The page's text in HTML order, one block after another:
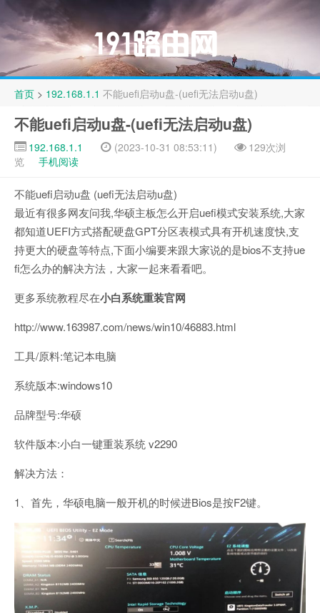
首页 > 192.168.1.1 不能uefi启动u盘-(uefi无法启动u盘)
不能uefi启动u盘-(uefi无法启动u盘)
192.168.1.1 (2023-10-31 08:53:11)
129次浏
览
手机阅读
不能uefi启动u盘 (uefi无法启动u盘)
最近有很多网友问我,华硕主板怎么开启uefi模式安装系统,大家
都知道UEFI方式搭配硬盘GPT分区表模式具有开机速度快,支
持更大的硬盘等特点,下面小编要来跟大家说的是bios不支持ue
fi怎么办的解决方法，大家一起来看看吧。
更多系统教程尽在小白系统重装官网
http://www.163987.com/news/win10/46883.html
工具/原料:笔记本电脑
系统版本:windows10
品牌型号:华硕
软件版本:小白一键重装系统 v2290
解决方法：
1、首先，华硕电脑一般开机的时候进Bios是按F2键。